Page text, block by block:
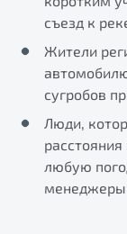
съезд к
Жители
сугробов
Люди,
любую
менеджеры